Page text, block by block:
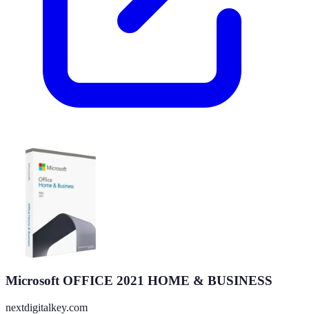
Microsoft OFFICE 2021 HOME & BUSINESS
nextdigitalkey.com